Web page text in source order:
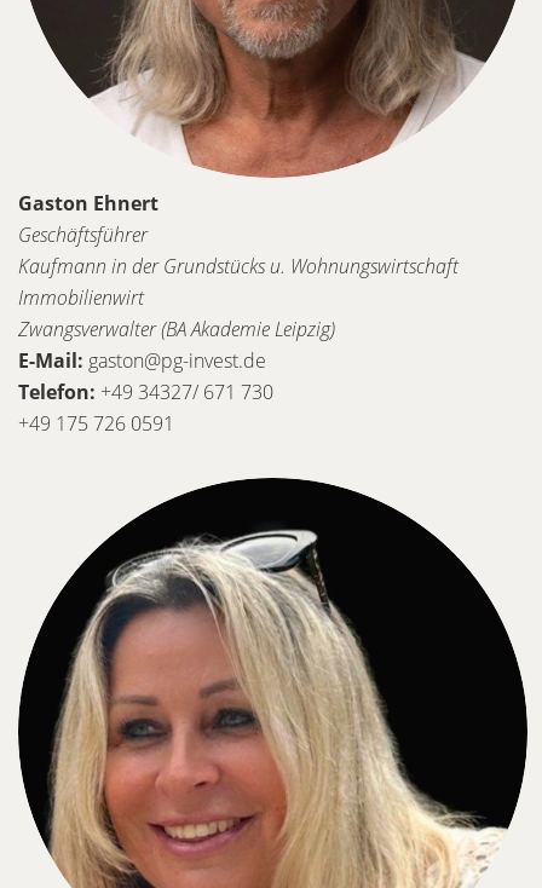
Gaston Ehnert
Geschäftsführer
Kaufmann in der Grundstücks u. Wohnungswirtschaft
Immobilienwirt
Zwangsverwalter (BA Akademie Leipzig)
E-Mail: gaston@pg-invest.de
Telefon: +49 34327/ 671 730
+49 175 726 0591